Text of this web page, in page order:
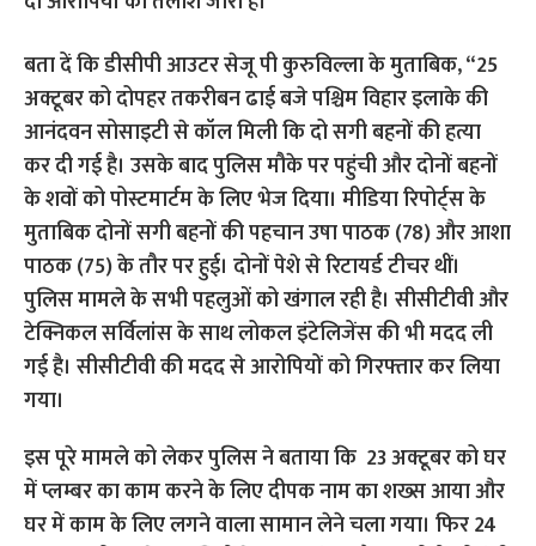
बता दें कि डीसीपी आउटर सेजू पी कुरुविल्ला के मुताबिक, “25
अक्टूबर को दोपहर तकरीबन ढाई बजे पश्चिम विहार इलाके की
आनंदवन सोसाइटी से कॉल मिली क‍ि दो सगी बहनों की हत्या
कर दी गई है। उसके बाद पुलिस मौके पर पहुंची और दोनों बहनों
के शवों को पोस्टमार्टम के लिए भेज दिया। मीडिया रिपोर्ट्स के
मुताबिक दोनों सगी बहनों की पहचान उषा पाठक (78) और आशा
पाठक (75) के तौर पर हुई। दोनों पेशे से रिटायर्ड टीचर थीं।
पुलिस मामले के सभी पहलुओं को खंगाल रही है। सीसीटीवी और
टेक्निकल सर्विलांस के साथ लोकल इंटेलिजेंस की भी मदद ली
गई है। सीसीटीवी की मदद से आरोपियों को गिरफ्तार कर लिया
गया।
इस पूरे मामले को लेकर पुलिस ने बताया क‍ि 23 अक्टूबर को घर
में प्लम्बर का काम करने के लिए दीपक नाम का शख्स आया और
घर में काम के लिए लगने वाला सामान लेने चला गया। फिर 24